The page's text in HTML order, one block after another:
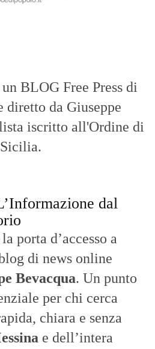
BLOG Free Press di
da Giuseppe
iscritto all'Ordine di
Sicilia.
dal
la porta d’accesso a
di news online
Bevacqua. Un punto
per chi cerca
chiara e senza
e dell’intera